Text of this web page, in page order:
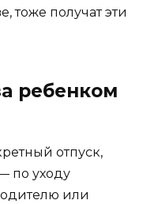
тоже получат эти
ребенком
отпуск,
по уходу
или